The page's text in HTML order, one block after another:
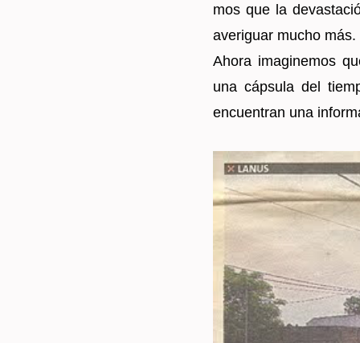
mos que la
ave­ri­guar mucho más.
Ahora ima­gi­ne­mos
una cáp­su­la del
en­cuen­tran una